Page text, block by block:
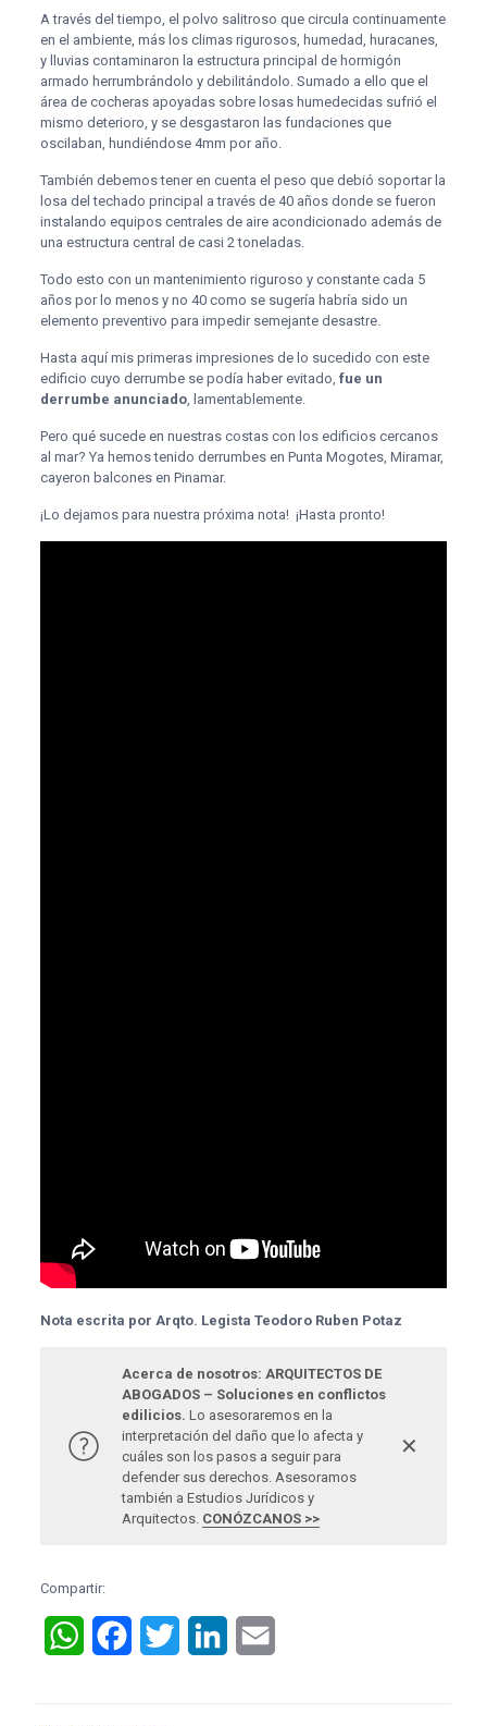
A través del tiempo, el polvo salitroso que circula continuamente
en el ambiente, más los climas rigurosos, humedad, huracanes,
y lluvias contaminaron la estructura principal de hormigón
armado herrumbrándolo y debilitándolo. Sumado a ello que el
área de cocheras apoyadas sobre losas humedecidas sufrió el
mismo deterioro, y se desgastaron las fundaciones que
oscilaban, hundiéndose 4mm por año.
También debemos tener en cuenta el peso que debió soportar la
losa del techado principal a través de 40 años donde se fueron
instalando equipos centrales de aire acondicionado además de
una estructura central de casi 2 toneladas.
Todo esto con un mantenimiento riguroso y constante cada 5
años por lo menos y no 40 como se sugería habría sido un
elemento preventivo para impedir semejante desastre.
Hasta aquí mis primeras impresiones de lo sucedido con este
edificio cuyo derrumbe se podía haber evitado, fue un
derrumbe anunciado, lamentablemente.
Pero qué sucede en nuestras costas con los edificios cercanos
al mar? Ya hemos tenido derrumbes en Punta Mogotes, Miramar,
cayeron balcones en Pinamar.
¡Lo dejamos para nuestra próxima nota! ¡Hasta pronto!
Nota escrita por Arqto. Legista Teodoro Ruben Potaz
Acerca de nosotros: ARQUITECTOS DE
ABOGADOS – Soluciones en conflictos
edilicios. Lo asesoraremos en la
interpretación del daño que lo afecta y
cuáles son los pasos a seguir para
defender sus derechos. Asesoramos
también a Estudios Jurídicos y
Arquitectos. CONÓZCANOS >>
✕
Compartir:
WhatsAppFacebookTwitter LinkedIn